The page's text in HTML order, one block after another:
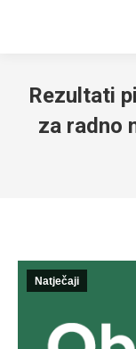
Rezultati
za radno
Natječaji